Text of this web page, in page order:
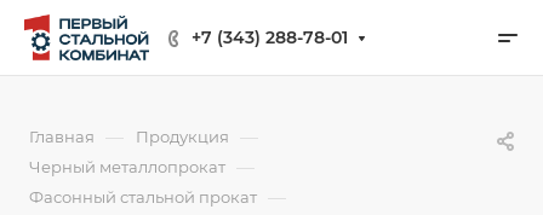
+7 (343) 288-78-01
Главная — Продукция —
Черный металлопрокат —
Фасонный стальной прокат —